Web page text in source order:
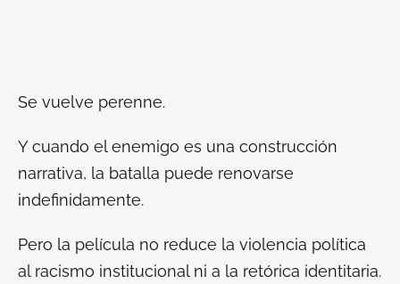
Se vuelve perenne.
Y cuando el enemigo es una construcción
narrativa, la batalla puede renovarse
indefinidamente.
Pero la película no reduce la violencia política
al racismo institucional ni a la retórica identitaria.